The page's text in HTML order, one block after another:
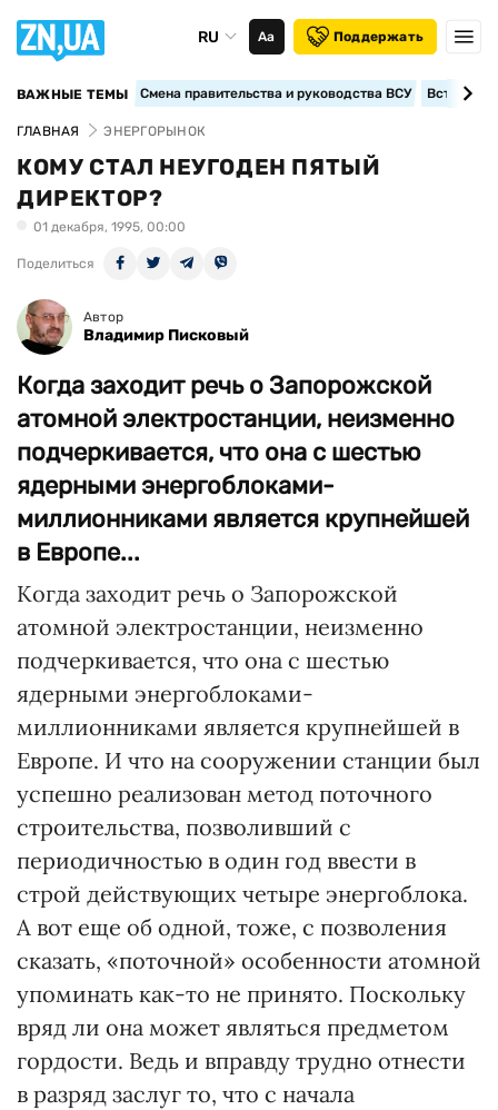
RU Аа Поддержать
ВАЖНЫЕ ТЕМЫ Смена правительства и руководства ВСУ
ГЛАВНАЯ ЭНЕРГОРЫНОК
КОМУ СТАЛ НЕУГОДЕН ПЯТЫЙ
ДИРЕКТОР?
01 декабря, 1995, 00:00
Поделиться
Автор
Владимир Писковый
Когда заходит речь о Запорожской
атомной электростанции, неизменно
подчеркивается, что она с шестью
ядерными энергоблоками-
миллионниками является крупнейшей
в Европе...
Когда заходит речь о Запорожской
атомной электростанции, неизменно
подчеркивается, что она с шестью
ядерными энергоблоками-
миллионниками является крупнейшей в
Европе. И что на сооружении станции был
успешно реализован метод поточного
строительства, позволивший с
периодичностью в один год ввести в
строй действующих четыре энергоблока.
А вот еще об одной, тоже, с позволения
сказать, «поточной» особенности атомной
упоминать как-то не принято. Поскольку
вряд ли она может являться предметом
гордости. Ведь и вправду трудно отнести
в разряд заслуг то, что с начала